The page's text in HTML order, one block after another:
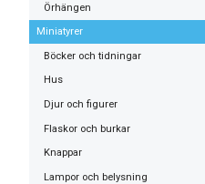
Örhängen
Miniatyrer
Böcker och tidningar
Hus
Djur och figurer
Flaskor och burkar
Knappar
Lampor och belysning